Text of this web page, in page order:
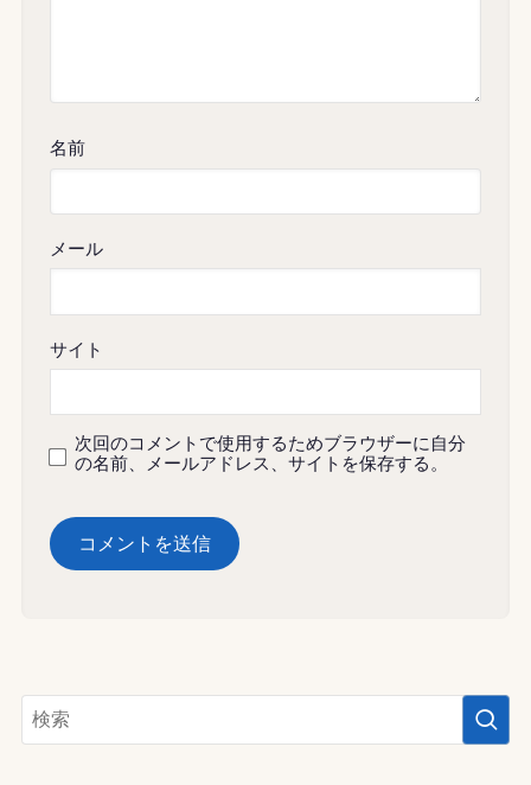
名前
メール
サイト
次回のコメントで使用するためブラウザーに自分
の名前、メールアドレス、サイトを保存する。